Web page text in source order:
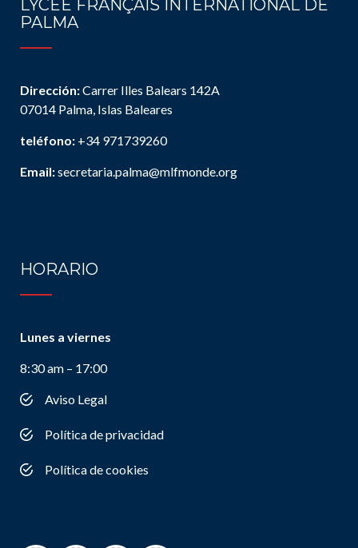
LYCÉE FRANÇAIS INTERNATIONAL DE
PALMA
Dirección:Carrer Illes Balears 142A
07014 Palma, Islas Baleares
teléfono: +34 971739260
Email:secretaria.palma@mlfmonde.org
HORARIO
Lunes a viernes
8:30 am – 17:00
Aviso Legal
Política de privacidad
Política de cookies